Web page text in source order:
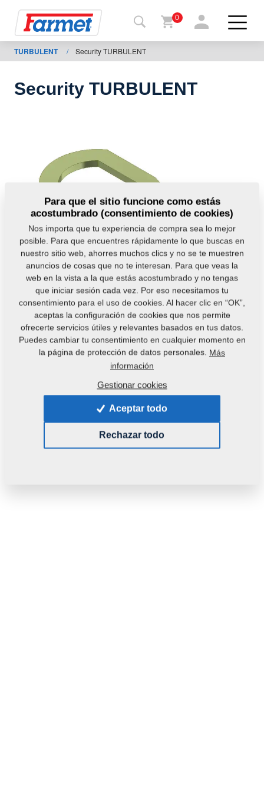
Volver
al
máquinas
A
descargar
0
TURBULENT / Security TURBULENT
Security TURBULENT
Código del producto: 4003888
0,3300 Kg
Para que el sitio funcione como estás
acostumbrado (consentimiento de cookies)
Nos importa que tu experiencia de compra sea lo mejor
posible. Para que encuentres rápidamente lo que buscas en
nuestro sitio web, ahorres muchos clics y no se te muestren
anuncios de cosas que no te interesan. Para que veas la
web en la vista a la que estás acostumbrado y no tengas
que iniciar sesión cada vez. Por eso necesitamos tu
consentimiento para el uso de cookies. Al hacer clic en “OK”,
aceptas la configuración de cookies que nos permite
ofrecerte servicios útiles y relevantes basados en tus datos.
Puedes cambiar tu consentimiento en cualquier momento en
la página de protección de datos personales. Más
información
Gestionar cookies
Aceptar todo
Rechazar todo